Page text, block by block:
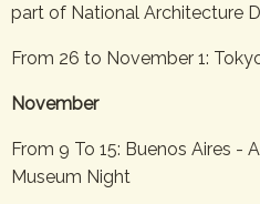
part of National Architecture
From 26 to November 1:
November
From 9 To 15: Buenos Aires -
Museum Night